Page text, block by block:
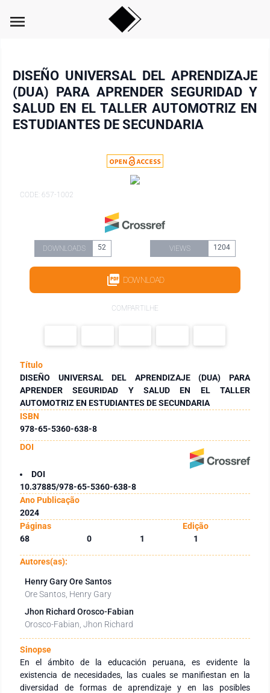
menu
DISEÑO UNIVERSAL DEL APRENDIZAJE
(DUA) PARA APRENDER SEGURIDAD Y
SALUD EN EL TALLER AUTOMOTRIZ EN
ESTUDIANTES DE SECUNDARIA
CODE: 657-1002
DOWNLOADS 52 VIEWS 1204
DOWNLOAD
COMPARTILHE
Título
DISEÑO UNIVERSAL DEL APRENDIZAJE (DUA) PARA
APRENDER SEGURIDAD Y SALUD EN EL TALLER
AUTOMOTRIZ EN ESTUDIANTES DE SECUNDARIA
ISBN
978-65-5360-638-8
DOI
DOI
10.37885/978-65-5360-638-8
Ano Publicação
2024
Páginas
Edição
68
0 1 1
Autores(as):
Henry Gary Ore Santos
Ore Santos, Henry Gary
Jhon Richard Orosco-Fabian
Orosco-Fabian, Jhon Richard
Sinopse
En el ámbito de la educación peruana, es evidente la
existencia de necesidades, las cuales se manifiestan en la
diversidad de formas de aprendizaje y en las posibles